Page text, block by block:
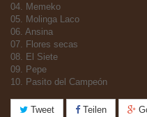
04. Memeko
05. Molinga Laco
06. Ansina
07. Flores secas
08. El Siete
09. Pepe
10. Pasito del Campeón
Tweet Teilen